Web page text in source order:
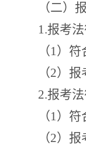
（二）
1.报考
（1）符
（2）报
2.报考
（1）符
（2）报